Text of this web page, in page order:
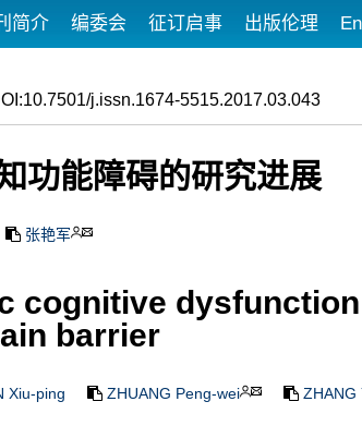
简介 编委会 征订启事 出版伦理
j.issn.1674-5515.2017.03.043
功能障碍的研究进展
张艳军
cognitive
barrier
Xiu-ping ZHUANG Peng-wei ZHANG